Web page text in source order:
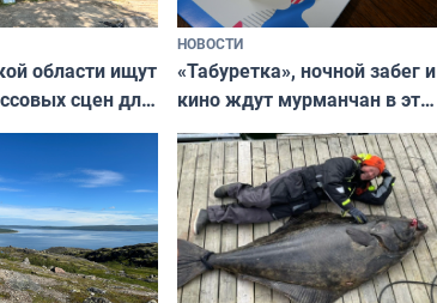
области ищут
сцен для
фильме
НОВОСТИ
«Табуретка», ночной забег и
кино ждут мурманчан в эти
выходные